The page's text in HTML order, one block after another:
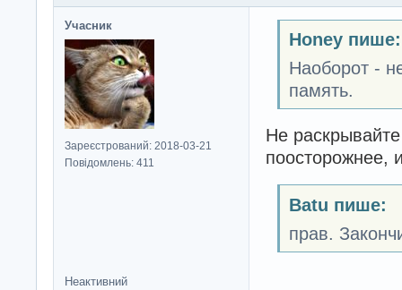
Учасник
Зареєстрований: 2018-03-21
Повідомлень: 411
Honey пише:
Наоборот -
память.
Не
поосторожнее,
Batu пише:
прав.
Неактивний